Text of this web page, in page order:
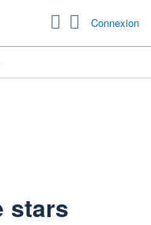
Connexion
stars